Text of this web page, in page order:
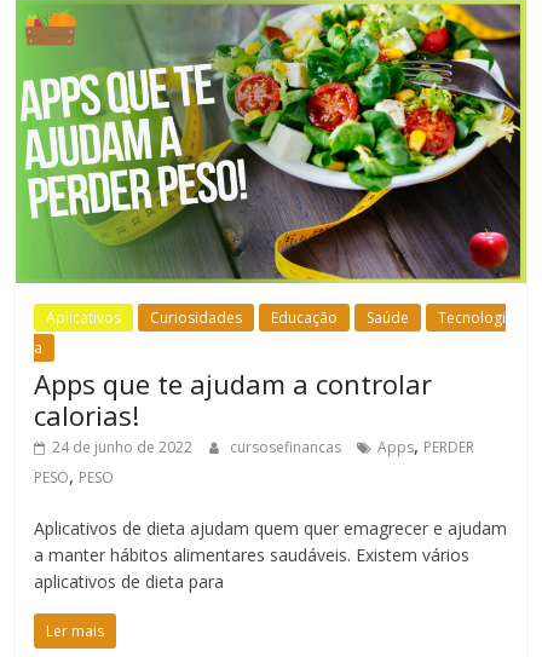
Aplicativos Curiosidades Educação Saúde
Tecnologi
a
Apps que te ajudam a controlar
calorias!
24 de junho de 2022 cursosefinancas Apps, PERDER
PESO, PESO
Aplicativos de dieta ajudam quem quer emagrecer e ajudam
a manter hábitos alimentares saudáveis. Existem vários
aplicativos de dieta para
Ler mais